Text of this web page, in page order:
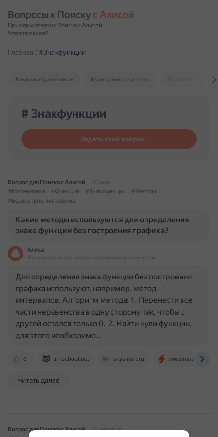
Вопросы к Поиску с Алисой
Примеры ответов Поиска с Алисой
Что это такое?
Главная / #Знакфункции
Наука и образование Культура и искусство Психология и
# Знакфункции
Задать свой вопрос
Вопрос для Поиска с Алисой
20 мая
#Математика
#Функции #Знакфункции
#Методы
#Безпостроенияграфика
Какие методы используются для определения
знака функции без построения графика?
Алиса
На основе источников, возможны неточности
0 umschool.net skysmart.ru www.mathprofi.ru
Для определения знака функции без построения
графика используют, например, метод
интервалов. Алгоритм метода: 1. Перенести все
части неравенства в одну сторону так, чтобы с
другой остался только 0. 2. Найти нули функции,
для этого необходимо…
Читать далее
Вопрос для Поиска с Алисой
25 декабря